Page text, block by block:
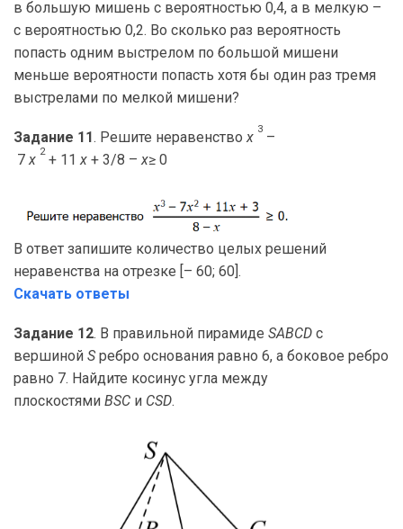
в большую мишень с вероятностью 0,4, а в мелкую –
с вероятностью 0,2. Во сколько раз вероятность
попасть одним выстрелом по большой мишени
меньше вероятности попасть хотя бы один раз тремя
выстрелами по мелкой мишени?
Задание 11. Решите неравенствоx 3 –
7x 2+ 11x + 3/8 –x≥ 0
В ответ запишите количество целых решений
неравенства на отрезке [– 60; 60].
Скачать ответы
Задание 12. В правильной пирамиде SABCD с
вершиной S ребро основания равно 6, а боковое ребро
равно 7. Найдите косинус угла между
плоскостями BSC и CSD.